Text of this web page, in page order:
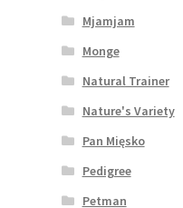
Mjamjam
Monge
Natural Trainer
Nature's Variety
Pan Mięsko
Pedigree
Petman